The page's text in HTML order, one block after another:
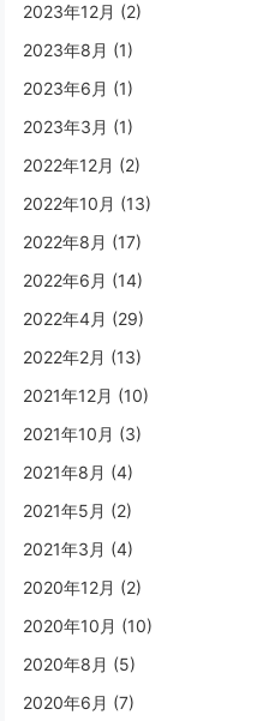
2023年12月 (2)
2023年8月 (1)
2023年6月 (1)
2023年3月 (1)
2022年12月 (2)
2022年10月 (13)
2022年8月 (17)
2022年6月 (14)
2022年4月 (29)
2022年2月 (13)
2021年12月 (10)
2021年10月 (3)
2021年8月 (4)
2021年5月 (2)
2021年3月 (4)
2020年12月 (2)
2020年10月 (10)
2020年8月 (5)
2020年6月 (7)